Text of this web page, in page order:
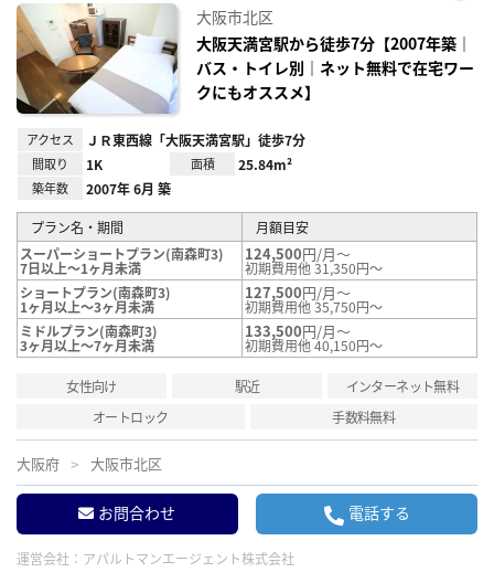
り登
録
大阪市北区
大阪天満宮駅から徒歩7分【2007年築｜
バス・トイレ別｜ネット無料で在宅ワー
クにもオススメ】
アクセス ＪＲ東西線「大阪天満宮駅」徒歩7分
間取り 1K 面積 25.84m²
築年数 2007年 6月 築
プラン名・期間
月額目安
スーパーショートプラン(南森町3)
7日以上～1ヶ月未満
124,500円/月～
初期費用他 31,350円～
ショートプラン(南森町3)
1ヶ月以上～3ヶ月未満
127,500円/月～
初期費用他 35,750円～
ミドルプラン(南森町3)
3ヶ月以上～7ヶ月未満
133,500円/月～
初期費用他 40,150円～
女性向け 駅近
インターネット無料
オートロック
手数料無料
大阪府 大阪市北区
お問合わせ 電話する
運営会社： アパルトマンエージェント株式会社